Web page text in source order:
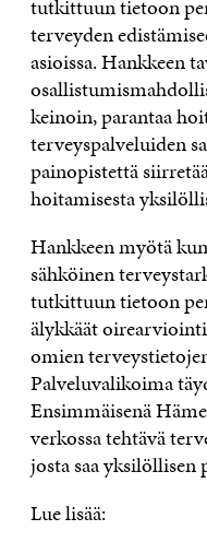
tutkittuun tietoon
terveyden
asioissa. Hankkeen
keinoin, parantaa
terveyspalveluiden
painopistettä
hoitamisesta
Hankkeen myötä
sähköinen
tutkittuun tietoon
älykkäät
omien
Palveluvalikoima
Ensimmäisenä
verkossa tehtävä
josta saa yksilöllisen
Lue lisää: